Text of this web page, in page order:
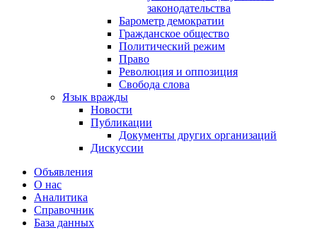
законодательства
Барометр демократии
Гражданское общество
Политический режим
Право
Революция и оппозиция
Свобода слова
Язык вражды
Новости
Публикации
Документы других организаций
Дискуссии
Объявления
О нас
Аналитика
Справочник
База данных